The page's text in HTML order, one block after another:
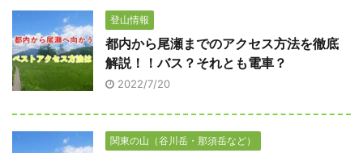
登山情報
都内から尾瀬までのアクセス方法を徹底
解説！！バス？それとも電車？
2022/7/20
関東の山（谷川岳・那須岳など）